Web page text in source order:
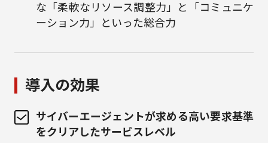
な「柔軟なリソース調整力」と「コミュニケ
ーション力」といった総合力
導入の効果
サイバーエージェントが求める高い要求基準
をクリアしたサービスレベル